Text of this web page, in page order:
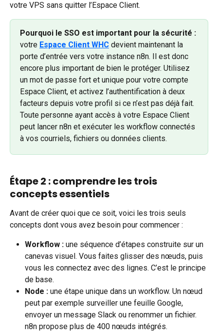
votre VPS sans quitter l’Espace Client.
Pourquoi le SSO est important pour la sécurité :
votre Espace Client WHC devient maintenant la
porte d’entrée vers votre instance n8n. Il est donc
encore plus important de bien le protéger. Utilisez
un mot de passe fort et unique pour votre compte
Espace Client, et activez l’authentification à deux
facteurs depuis votre profil si ce n’est pas déjà fait.
Toute personne ayant accès à votre Espace Client
peut lancer n8n et exécuter les workflow connectés
à vos courriels, fichiers ou données clients.
Étape 2 : comprendre les trois
concepts essentiels
Avant de créer quoi que ce soit, voici les trois seuls
concepts dont vous avez besoin pour commencer :
Workflow : une séquence d’étapes construite sur un
canevas visuel. Vous faites glisser des nœuds, puis
vous les connectez avec des lignes. C’est le principe
de base.
Node : une étape unique dans un workflow. Un nœud
peut par exemple surveiller une feuille Google,
envoyer un message Slack ou renommer un fichier.
n8n propose plus de 400 nœuds intégrés.